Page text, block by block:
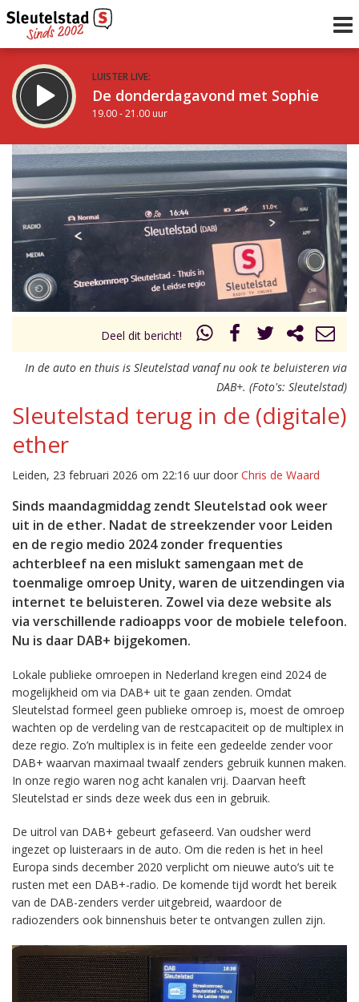
LUISTER LIVE:
De donderdagavond met Sophie
19.00 - 21.00 uur
STRAKS:
De avond van Sleutelstad
21.00 - 0.00 uur
Vorig uur
uur 1 van 0 Volgend uur
Deel dit bericht!
In de auto en thuis is Sleutelstad vanaf nu ook te beluisteren via
DAB+. (Foto's: Sleutelstad)
Sleutelstad terug in de (digitale)
ether
Leiden, 23 februari 2026 om 22:16 uur door Chris de Waard
Sinds maandagmiddag zendt Sleutelstad ook weer
uit in de ether. Nadat de streekzender voor Leiden
en de regio medio 2024 zonder frequenties
achterbleef na een mislukt samengaan met de
toenmalige omroep Unity, waren de uitzendingen via
internet te beluisteren. Zowel via deze website als
via verschillende radioapps voor de mobiele telefoon.
Nu is daar DAB+ bijgekomen.
Lokale publieke omroepen in Nederland kregen eind 2024 de
mogelijkheid om via DAB+ uit te gaan zenden. Omdat
Sleutelstad formeel geen publieke omroep is, moest de omroep
wachten op de verdeling van de restcapaciteit op de multiplex in
deze regio. Zo’n multiplex is in feite een gedeelde zender voor
DAB+ waarvan maximaal twaalf zenders gebruik kunnen maken.
In onze regio waren nog acht kanalen vrij. Daarvan heeft
Sleutelstad er sinds deze week dus een in gebruik.
De uitrol van DAB+ gebeurt gefaseerd. Van oudsher werd
ingezet op luisteraars in de auto. Om die reden is het in heel
Europa sinds december 2020 verplicht om nieuwe auto’s uit te
rusten met een DAB+-radio. De komende tijd wordt het bereik
van de DAB-zenders verder uitgebreid, waardoor de
radiozenders ook binnenshuis beter te ontvangen zullen zijn.